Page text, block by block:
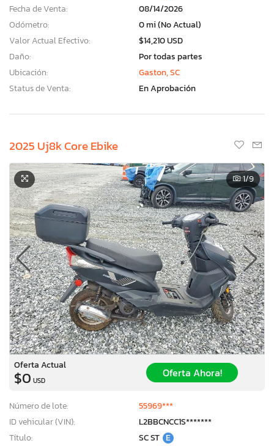
Fecha de Venta:
08/14/2026
Odómetro:
0 mi (No Actual)
Valor Actual Efectivo:
$14,210 USD
Daño:
Por todas partes
Ubicación:
Gaston, SC
Status de Venta:
En Aprobación
2025 Uj8k Core Ebike
1/9
Oferta Actual
$0 USD
Oferta Ahora!
Número de lote:
55969***
ID vehicular (VIN):
L2BBCNCC1S*******
Título:
SC ST E